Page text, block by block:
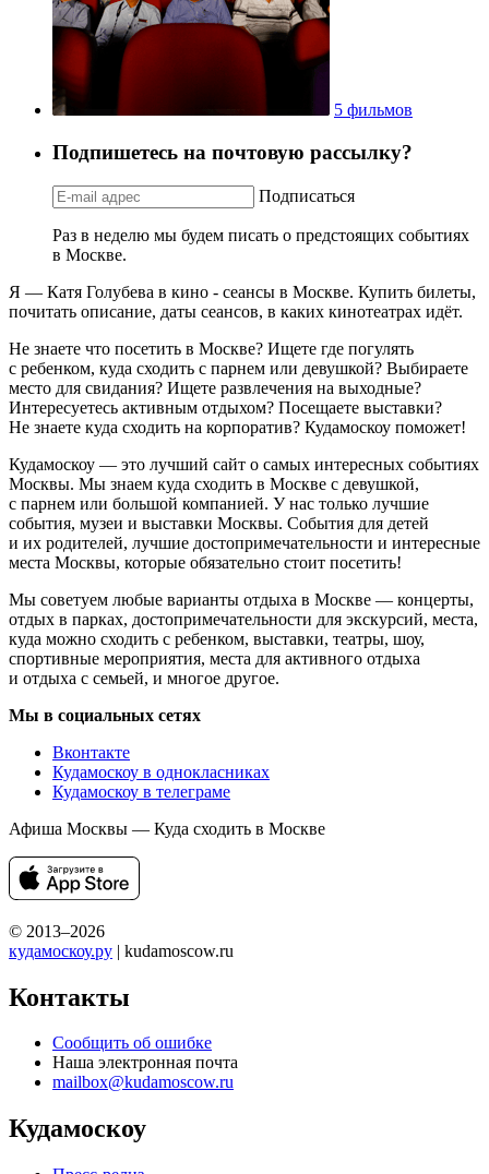
5 фильмов
Подпишетесь на почтовую рассылку?
Подписаться
Раз в неделю мы будем писать о предстоящих событиях
в Москве.
Я — Катя Голубева в кино - сеансы в Москве. Купить билеты,
почитать описание, даты сеансов, в каких кинотеатрах идёт.
Не знаете что посетить в Москве? Ищете где погулять
с ребенком, куда сходить с парнем или девушкой? Выбираете
место для свидания? Ищете развлечения на выходные?
Интересуетесь активным отдыхом? Посещаете выставки?
Не знаете куда сходить на корпоратив? Кудамоскоу поможет!
Кудамоскоу — это лучший сайт о самых интересных событиях
Москвы. Мы знаем куда сходить в Москве с девушкой,
с парнем или большой компанией. У нас только лучшие
события, музеи и выставки Москвы. События для детей
и их родителей, лучшие достопримечательности и интересные
места Москвы, которые обязательно стоит посетить!
Мы советуем любые варианты отдыха в Москве — концерты,
отдых в парках, достопримечательности для экскурсий, места,
куда можно сходить с ребенком, выставки, театры, шоу,
спортивные мероприятия, места для активного отдыха
и отдыха с семьей, и многое другое.
Мы в социальных сетях
Вконтакте
Кудамоскоу в однокласниках
Кудамоскоу в телеграме
Афиша Москвы — Куда сходить в Москве
© 2013–2026
кудамоскоу.ру | kudamoscow.ru
Контакты
Сообщить об ошибке
Наша электронная почта
mailbox@kudamoscow.ru
Кудамоскоу